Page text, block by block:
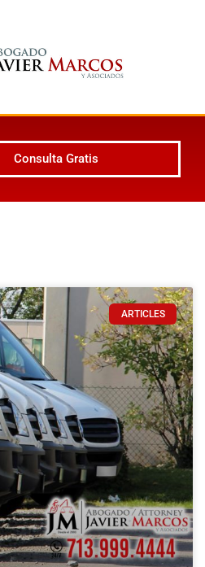
Consulta Gratis
ARTICLES